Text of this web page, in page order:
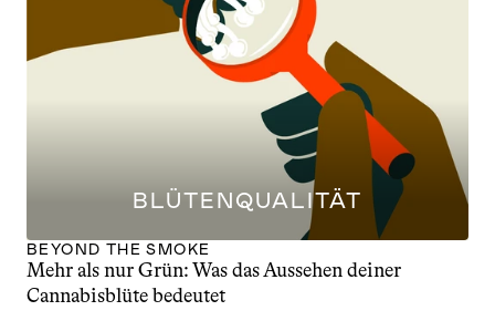
BLÜTENQUALITÄT
BEYOND THE SMOKE
Mehr als nur Grün: Was das Aussehen deiner
Cannabisblüte bedeutet